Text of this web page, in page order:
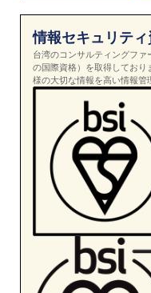
情報セキュリテ
台湾のコンサルティングフ
の国際資格）を取得してお
様の大切な情報を高い情報管